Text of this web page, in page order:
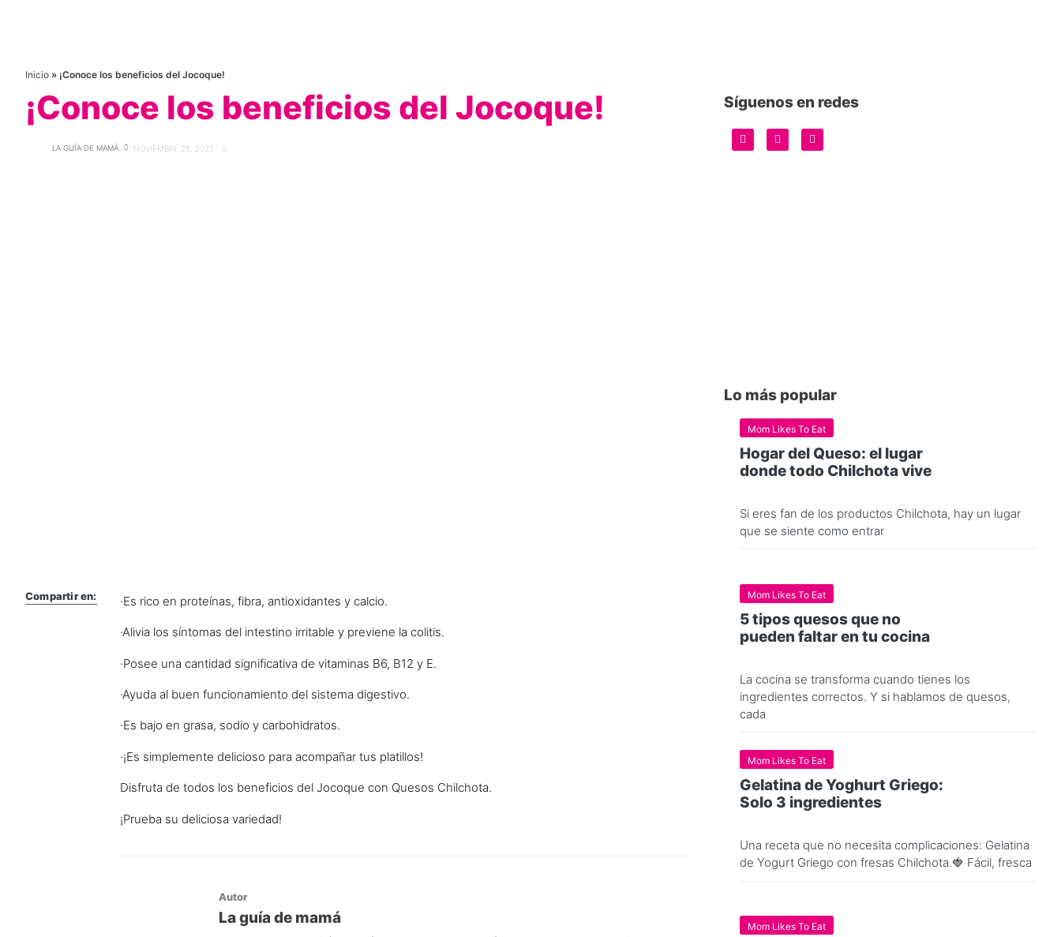
Inicio » ¡Conoce los beneficios del Jocoque!
¡Conoce los beneficios del Jocoque!
LA GUÍA DE MAMÁ NOVIEMBRE 28, 2022 0
Compartir en: ·Es rico en proteínas, fibra, antioxidantes y calcio.
·Alivia los síntomas del intestino irritable y previene la colitis.
·Posee una cantidad significativa de vitaminas B6, B12 y E.
·Ayuda al buen funcionamiento del sistema digestivo.
·Es bajo en grasa, sodio y carbohidratos.
·¡Es simplemente delicioso para acompañar tus platillos!
Disfruta de todos los beneficios del Jocoque con Quesos Chilchota.
¡Prueba su deliciosa variedad!
Autor
La guía de mamá
Síguenos en redes
Lo más popular
Mom Likes To Eat
Hogar del Queso: el lugar
donde todo Chilchota vive
Si eres fan de los productos Chilchota, hay un lugar
que se siente como entrar
Mom Likes To Eat
5 tipos quesos que no
pueden faltar en tu cocina
La cocina se transforma cuando tienes los
ingredientes correctos. Y si hablamos de quesos,
cada
Mom Likes To Eat
Gelatina de Yoghurt Griego:
Solo 3 ingredientes
Una receta que no necesita complicaciones: Gelatina
de Yogurt Griego con fresas Chilchota.🍓 Fácil, fresca
Mom Likes To Eat